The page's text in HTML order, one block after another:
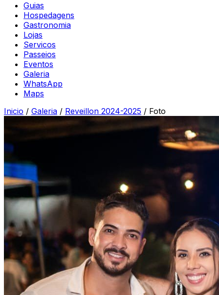
Guias
Hospedagens
Gastronomia
Lojas
Servicos
Passeios
Eventos
Galeria
WhatsApp
Maps
Inicio / Galeria / Reveillon 2024-2025 / Foto